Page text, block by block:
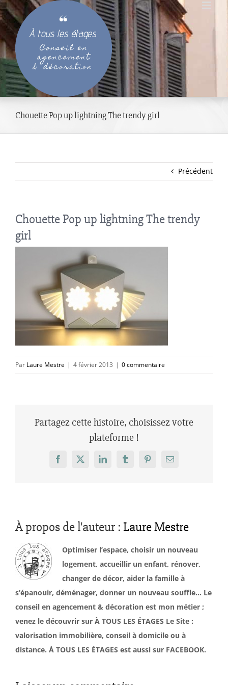
Passer
au
contenu
Chouette Pop up lightning The trendy girl
Précédent
Chouette Pop up lightning The trendy
girl
Par Laure Mestre | 4 février 2013 | 0 commentaire
Partagez cette histoire, choisissez votre
plateforme !
Facebook
X LinkedInTumblrPinterestEmail
À propos de l'auteur : Laure Mestre
Optimiser l’espace, choisir un nouveau
logement, accueillir un enfant, rénover,
changer de décor, aider la famille à
s’épanouir, déménager, donner un nouveau souffle… Le
conseil en agencement & décoration est mon métier ;
venez le découvrir sur À TOUS LES ÉTAGES Le Site :
valorisation immobilière, conseil à domicile ou à
distance. À TOUS LES ÉTAGES est aussi sur FACEBOOK.